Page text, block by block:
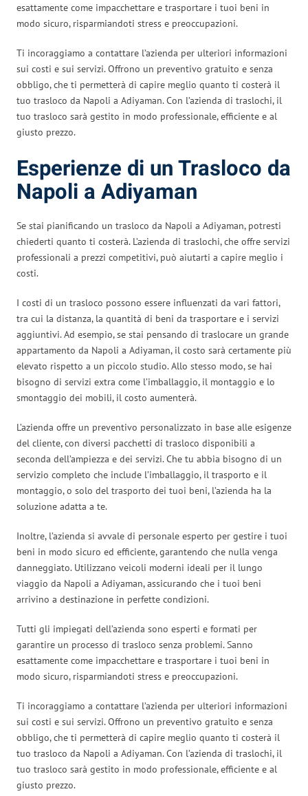
esattamente come impacchettare e trasportare i tuoi beni in
modo sicuro, risparmiandoti stress e preoccupazioni.
Ti incoraggiamo a contattare l’azienda per ulteriori informazioni
sui costi e sui servizi. Offrono un preventivo gratuito e senza
obbligo, che ti permetterà di capire meglio quanto ti costerà il
tuo trasloco da Napoli a Adiyaman. Con l’azienda di traslochi, il
tuo trasloco sarà gestito in modo professionale, efficiente e al
giusto prezzo.
Esperienze di un Trasloco da
Napoli a Adiyaman
Se stai pianificando un trasloco da Napoli a Adiyaman, potresti
chiederti quanto ti costerà. L’azienda di traslochi, che offre servizi
professionali a prezzi competitivi, può aiutarti a capire meglio i
costi.
I costi di un trasloco possono essere influenzati da vari fattori,
tra cui la distanza, la quantità di beni da trasportare e i servizi
aggiuntivi. Ad esempio, se stai pensando di traslocare un grande
appartamento da Napoli a Adiyaman, il costo sarà certamente più
elevato rispetto a un piccolo studio. Allo stesso modo, se hai
bisogno di servizi extra come l’imballaggio, il montaggio e lo
smontaggio dei mobili, il costo aumenterà.
L’azienda offre un preventivo personalizzato in base alle esigenze
del cliente, con diversi pacchetti di trasloco disponibili a
seconda dell’ampiezza e dei servizi. Che tu abbia bisogno di un
servizio completo che include l’imballaggio, il trasporto e il
montaggio, o solo del trasporto dei tuoi beni, l’azienda ha la
soluzione adatta a te.
Inoltre, l’azienda si avvale di personale esperto per gestire i tuoi
beni in modo sicuro ed efficiente, garantendo che nulla venga
danneggiato. Utilizzano veicoli moderni ideali per il lungo
viaggio da Napoli a Adiyaman, assicurando che i tuoi beni
arrivino a destinazione in perfette condizioni.
Tutti gli impiegati dell’azienda sono esperti e formati per
garantire un processo di trasloco senza problemi. Sanno
esattamente come impacchettare e trasportare i tuoi beni in
modo sicuro, risparmiandoti stress e preoccupazioni.
Ti incoraggiamo a contattare l’azienda per ulteriori informazioni
sui costi e sui servizi. Offrono un preventivo gratuito e senza
obbligo, che ti permetterà di capire meglio quanto ti costerà il
tuo trasloco da Napoli a Adiyaman. Con l’azienda di traslochi, il
tuo trasloco sarà gestito in modo professionale, efficiente e al
giusto prezzo.